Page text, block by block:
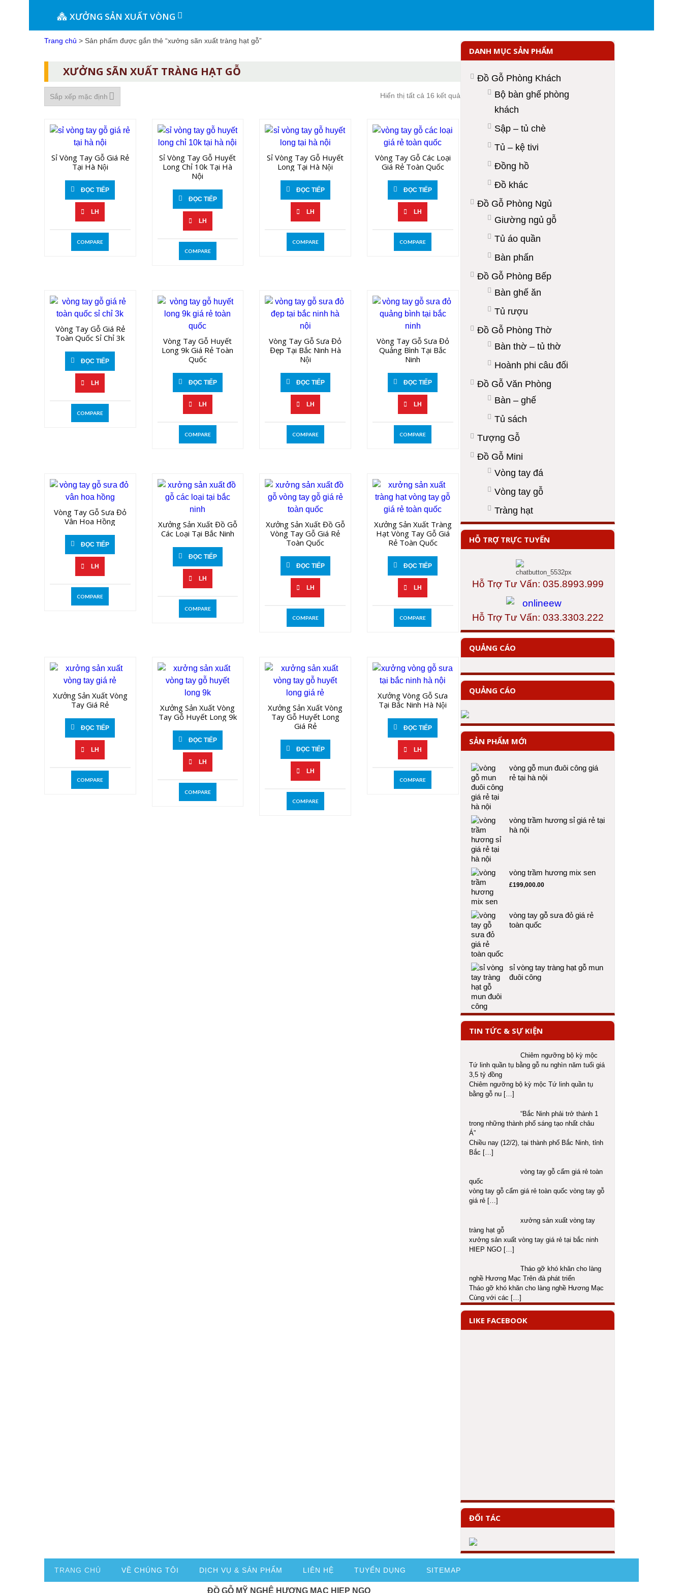
XƯỞNG SẢN XUẤT VÒNG
Trang chủ > Sản phẩm được gắn thẻ “xưởng sãn xuất tràng hạt gỗ”
XƯỞNG SÃN XUẤT TRÀNG HẠT GỖ
Hiển thị tất cả 16 kết quả
Sỉ Vòng Tay Gỗ Giá Rẻ
Tại Hà Nội
ĐỌC TIẾP
LH
COMPARE
Sỉ Vòng Tay Gỗ Huyết
Long Chỉ 10k Tại Hà
Nội
ĐỌC TIẾP
LH
COMPARE
Sỉ Vòng Tay Gỗ Huyết
Long Tại Hà Nội
ĐỌC TIẾP
LH
COMPARE
Vòng Tay Gỗ Các Loại
Giá Rẻ Toàn Quốc
ĐỌC TIẾP
LH
COMPARE
Vòng Tay Gỗ Giá Rẻ
Toàn Quốc Sỉ Chỉ 3k
ĐỌC TIẾP
LH
COMPARE
Vòng Tay Gỗ Huyết
Long 9k Giá Rẻ Toàn
Quốc
ĐỌC TIẾP
LH
COMPARE
Vòng Tay Gỗ Sưa Đỏ
Đẹp Tại Bắc Ninh Hà
Nội
ĐỌC TIẾP
LH
COMPARE
Vòng Tay Gỗ Sưa Đỏ
Quảng Bình Tại Bắc
Ninh
ĐỌC TIẾP
LH
COMPARE
Vòng Tay Gỗ Sưa Đỏ
Vân Hoa Hồng
ĐỌC TIẾP
LH
COMPARE
Xưởng Sản Xuất Đồ Gỗ
Các Loại Tại Bắc Ninh
ĐỌC TIẾP
LH
COMPARE
Xưởng Sản Xuất Đồ Gỗ
Vòng Tay Gỗ Giá Rẻ
Toàn Quốc
ĐỌC TIẾP
LH
COMPARE
Xưởng Sản Xuất Tràng
Hạt Vòng Tay Gỗ Giá
Rẻ Toàn Quốc
ĐỌC TIẾP
LH
COMPARE
Xưởng Sản Xuất Vòng
Tay Giá Rẻ
ĐỌC TIẾP
LH
COMPARE
Xưởng Sản Xuất Vòng
Tay Gỗ Huyết Long 9k
ĐỌC TIẾP
LH
COMPARE
Xưởng Sản Xuất Vòng
Tay Gỗ Huyết Long
Giá Rẻ
ĐỌC TIẾP
LH
COMPARE
Xưởng Vòng Gỗ Sưa
Tại Bắc Ninh Hà Nội
ĐỌC TIẾP
LH
COMPARE
DANH MỤC SẢN PHẨM
Đồ Gỗ Phòng Khách
Bộ bàn ghế phòng
khách
Sập – tủ chè
Tủ – kệ tivi
Đồng hồ
Đồ khác
Đồ Gỗ Phòng Ngủ
Giường ngủ gỗ
Tủ áo quần
Bàn phấn
Đồ Gỗ Phòng Bếp
Bàn ghế ăn
Tủ rượu
Đồ Gỗ Phòng Thờ
Bàn thờ – tủ thờ
Hoành phi câu đối
Đồ Gỗ Văn Phòng
Bàn – ghế
Tủ sách
Tượng Gỗ
Đồ Gỗ Mini
Vòng tay đá
Vòng tay gỗ
Tràng hạt
HỖ TRỢ TRỰC TUYẾN
Hỗ Trợ Tư Vấn: 035.8993.999
Hỗ Trợ Tư Vấn: 033.3303.222
QUẢNG CÁO
QUẢNG CÁO
SẢN PHẨM MỚI
vòng gỗ mun đuôi công giá
rẻ tại hà nội
vòng trầm hương sỉ giá rẻ tại
hà nội
vòng trầm hương mix sen
£199,000.00
vòng tay gỗ sưa đỏ giá rẻ
toàn quốc
sỉ vòng tay tràng hạt gỗ mun
đuôi công
TIN TỨC & SỰ KIỆN
Chiêm ngưỡng bộ kỳ mộc
Tứ linh quần tụ bằng gỗ nu nghìn năm tuổi giá
3,5 tỷ đồng
Chiêm ngưỡng bộ kỳ mộc Tứ linh quần tụ
bằng gỗ nu […]
“Bắc Ninh phải trở thành 1
trong những thành phố sáng tạo nhất châu
Á”
Chiều nay (12/2), tại thành phố Bắc Ninh, tỉnh
Bắc […]
vòng tay gỗ cẩm giá rẻ toàn
quốc
vòng tay gỗ cẩm giá rẻ toàn quốc vòng tay gỗ
giá rẻ […]
xưởng sản xuất vòng tay
tràng hạt gỗ
xưởng sản xuất vòng tay giá rẻ tại bắc ninh
HIEP NGO […]
Tháo gỡ khó khăn cho làng
nghề Hương Mạc Trên đà phát triển
Tháo gỡ khó khăn cho làng nghề Hương Mạc
Cùng với các […]
LIKE FACEBOOK
ĐỐI TÁC
TRANG CHỦ VỀ CHÚNG TÔI DỊCH VỤ & SẢN PHẨM LIÊN HỆ TUYỂN DỤNG SITEMAP
ĐỒ GỖ MỸ NGHỆ HƯƠNG MẠC HIEP NGO